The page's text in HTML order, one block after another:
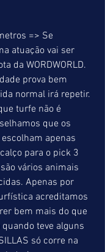
=> Se
atuação vai ser
da WORDWORLD.
prova bem
normal irá repetir.
turfe não é
que os
apenas
para o pick 3
vários animais
Apenas por
acreditamos
bem mais do que
teve alguns
só corre na